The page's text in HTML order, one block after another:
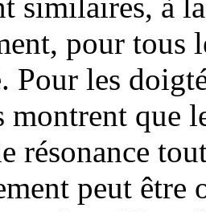
pour tous
Pour les
montrent que
résonance
peut